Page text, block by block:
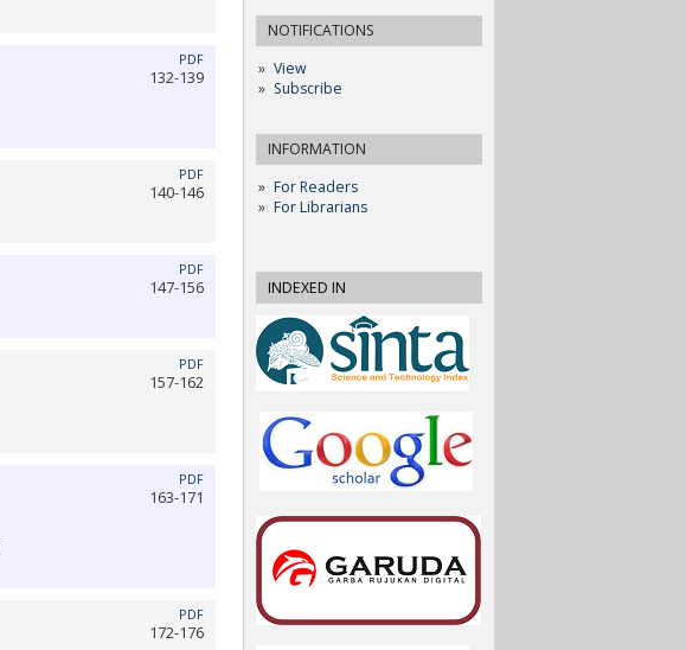
NOTIFICATIONS
View
Subscribe
INFORMATION
For Readers
For Librarians
INDEXED IN
PDF
132-139
PDF
140-146
PDF
147-156
PDF
157-162
PDF
163-171
PDF
172-176